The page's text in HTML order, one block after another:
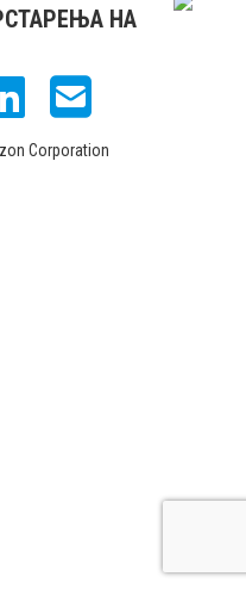
НА
Corporation